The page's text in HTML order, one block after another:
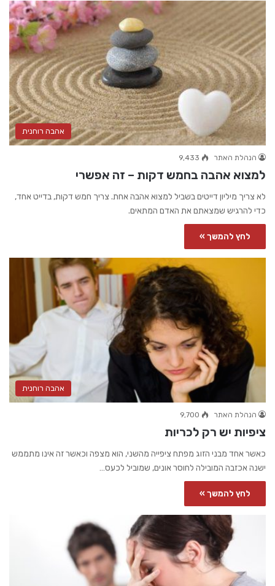
אהבה רוחנית
הנהלת האתר 9,433
למצוא אהבה בחמש דקות – זה אפשרי
לא צריך מיליון דייטים בשביל למצוא אהבה אחת. צריך חמש דקות, בדייט אחד,
כדי להרגיש שמצאתם את האדם המתאים.
לחץ להמשך »
אהבה רוחנית
הנהלת האתר 9,700
ציפיות יש רק לכריות
כאשר אחד מבני הזוג מפתח ציפייה מהשני, הוא מצפה וכאשר זה אינו מתממש
ישנה אכזבה המובילה לחוסר אונים, שמוביל לכעס…
לחץ להמשך »